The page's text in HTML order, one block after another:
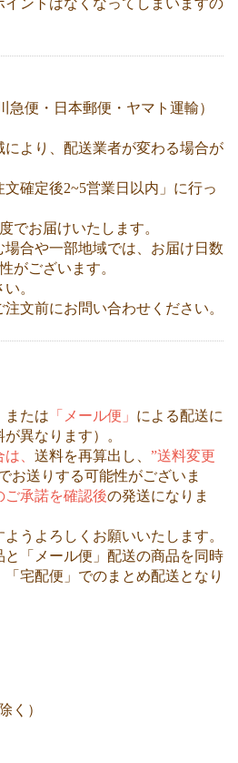
ントはなくなってしまいますの
さい。
急便・日本郵便・ヤマト運輸）
より、配送業者が変わる場合が
確定後2~5営業日以内」に行っ
でお届けいたします。
合や一部地域では、お届け日数
がございます。
。
文前にお問い合わせください。
または 「メール便」 による配送に
異なります）。
、 送料を再算出し、 ”送料変更
お送りする可能性がございま
ご承諾を確認後の発送になりま
うよろしくお願いいたします。
「メール便」配送の商品を同時
宅配便」でのまとめ配送となり
く）